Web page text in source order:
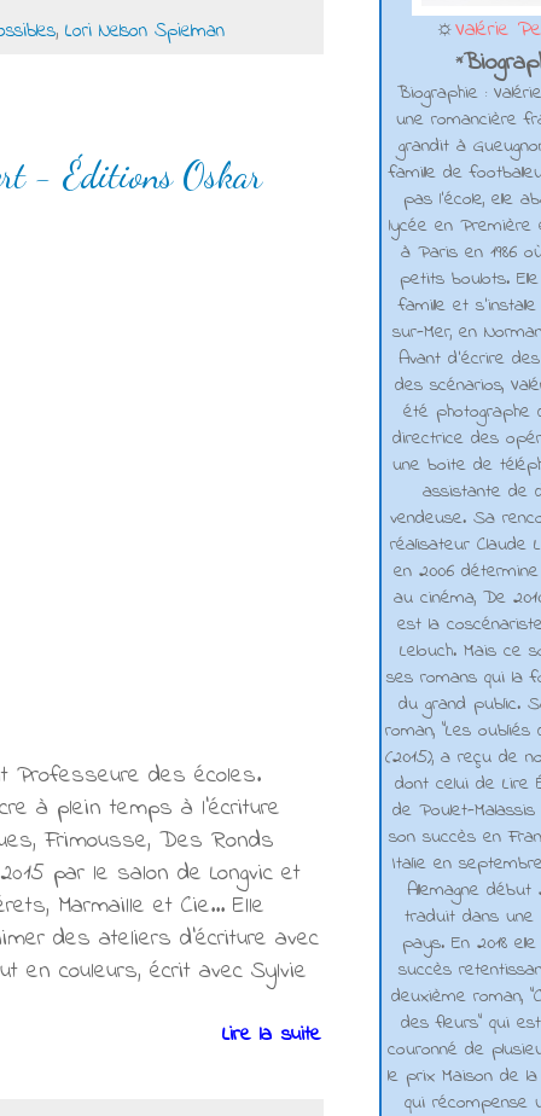
, Lori Nelson Spielman
- Éditions Oskar
Professeure des écoles.
à plein temps à l'écriture
Frimousse, Des Ronds
par le salon de Longvic et
Marmaille et Cie... Elle
des ateliers d'écriture avec
en couleurs, écrit avec Sylvie
Lire la suite
☼Valérie
*
Biographie :
une romancière
grandit à
famille de
pas l'école, elle
lycée en
à Paris en 1986
petits boulots.
famille et
sur-Mer, en
Avant d’écrire
des scénarios,
été photographe
directrice des
une boite de
assistante de
vendeuse. Sa
réalisateur Claude
en 2006
au cinéma, De
est la
Lelouch. Mais ce
ses romans qui la
du grand public.
roman, "Les oubliés
(2015), a reçu de
dont celui de Lire
de Poulet-
son succès en
Italie en
Allemagne début
traduit dans une
pays. En 2018
succès
deuxième roman,
des fleurs" qui
couronné de
le prix Maison de la
qui récompense